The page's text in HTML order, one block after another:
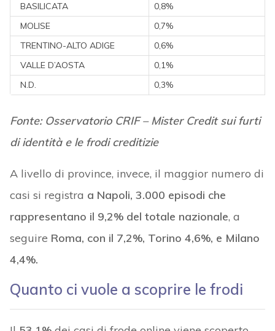
BASILICATA
0,8%
MOLISE
0,7%
TRENTINO-ALTO ADIGE
0,6%
VALLE D’AOSTA
0,1%
N.D.
0,3%
Fonte: Osservatorio CRIF – Mister Credit sui furti
di identità e le frodi creditizie
A livello di province, invece, il maggior numero di
casi si registra a Napoli, 3.000 episodi che
rappresentano il 9,2% del totale nazionale, a
seguire Roma, con il 7,2%, Torino 4,6%, e Milano
4,4%.
Quanto ci vuole a scoprire le frodi